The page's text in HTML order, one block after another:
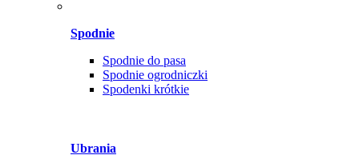
Spodnie
Spodnie do pasa
Spodnie ogrodniczki
Spodenki krótkie
Ubrania